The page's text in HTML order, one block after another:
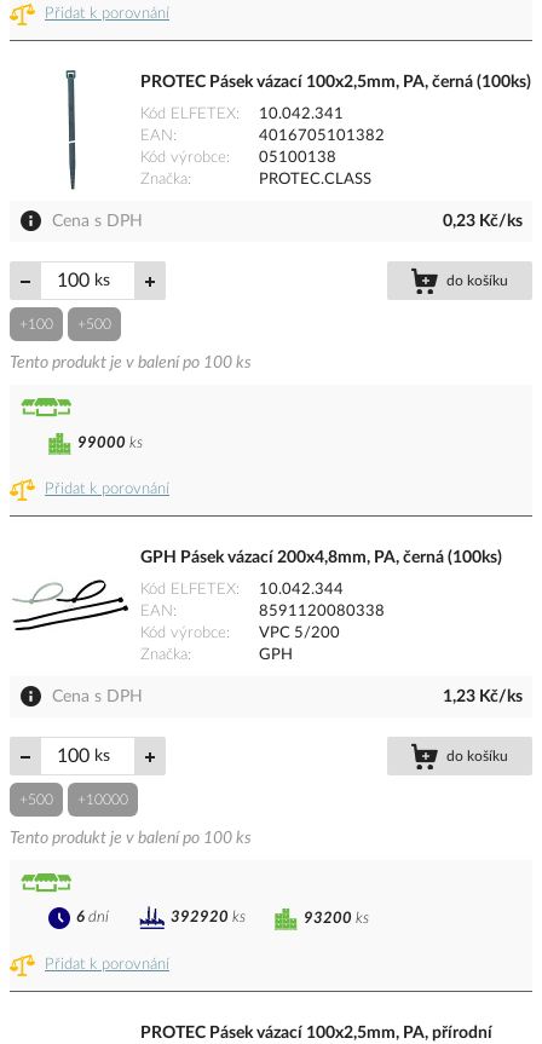
Přidat k porovnání
PROTEC Pásek vázací 100x2,5mm, PA, černá (100ks)
Kód ELFETEX
10.042.341
EAN
4016705101382
Kód výrobce
05100138
Značka
PROTEC.CLASS
Cena s DPH 0,23 Kč/ks
ks do košíku
+100 +500
Tento produkt je v balení po 100 ks
Přidat k porovnání
99000 ks
GPH Pásek vázací 200x4,8mm, PA, černá (100ks)
Kód ELFETEX
10.042.344
EAN
8591120080338
Kód výrobce
VPC 5/200
Značka
GPH
Cena s DPH 1,23 Kč/ks
ks do košíku
+500 +10000
Tento produkt je v balení po 100 ks
Přidat k porovnání
93200 ks
6 dní 392920 ks
PROTEC Pásek vázací 100x2,5mm, PA, přírodní